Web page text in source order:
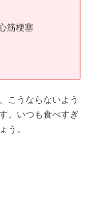
筋梗塞
こうならないよう
。いつも食べすぎ
う。